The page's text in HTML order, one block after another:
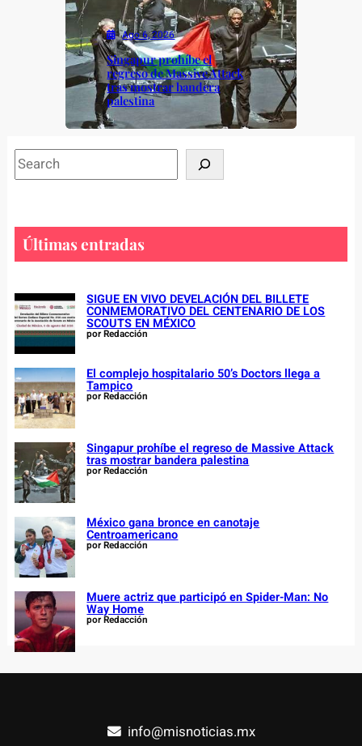
Ago 6, 2026
Singapur prohíbe el
regreso de Massive Attack
tras mostrar bandera
palestina
S
e
h
Últimas entradas
SIGUE EN VIVO DEVELACIÓN DEL BILLETE
CONMEMORATIVO DEL CENTENARIO DE LOS
SCOUTS EN MÉXICO
por Redacción
El complejo hospitalario 50’s Doctors llega a
Tampico
por Redacción
Singapur prohíbe el regreso de Massive Attack
tras mostrar bandera palestina
por Redacción
México gana bronce en canotaje
Centroamericano
por Redacción
Muere actriz que participó en Spider-Man: No
Way Home
por Redacción
info@misnoticias.mx